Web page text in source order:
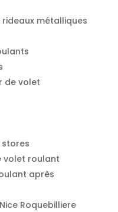
rideaux métalliques
de volet
volet roulant
après
Roquebilliere